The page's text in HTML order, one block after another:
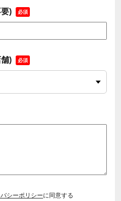
) 必須
) 必須
シーポリシーに同意する